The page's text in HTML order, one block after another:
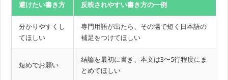
避けたい書き方 反映されやすい書き方の一例
分かりやすくし
てほしい
専門用語が出たら、その場で短く日本語の
補足をつけてほしい
短めでお願い
結論を最初に書き、本文は3〜5行程度にま
とめてほしい